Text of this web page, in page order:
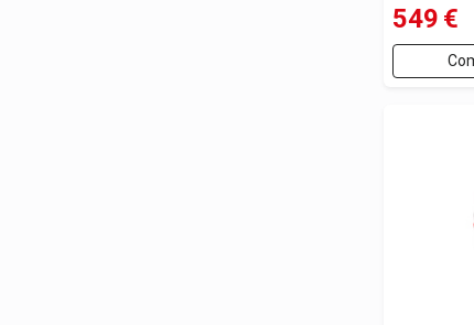
549 €